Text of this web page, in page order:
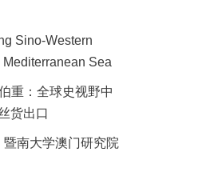
Sino-Western
Sea
重：全球史视野中
货出口
南大学澳门研究院